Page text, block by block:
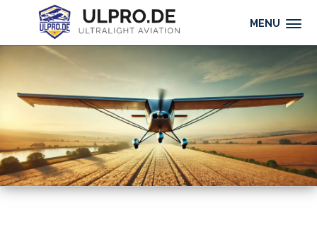
MENU